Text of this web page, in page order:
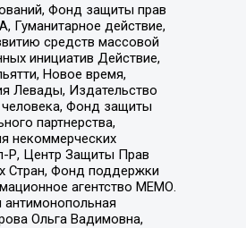
Фонд защиты прав
действие,
средств массовой
инициатив Действие,
Новое время,
Левады, Издательство
Фонд защиты
партнерства,
некоммерческих
Р, Центр Защиты Прав
Стран, Фонд поддержки
агентство МЕМО.
Ольга Вадимовна,